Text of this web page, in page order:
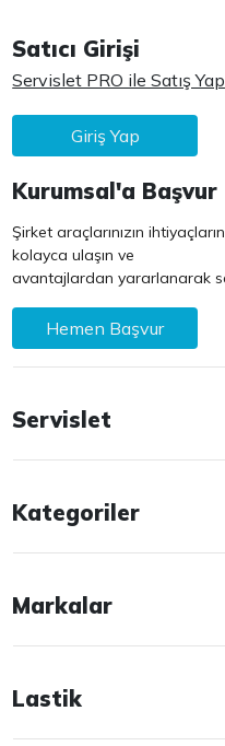
Satıcı Girişi
Servislet PRO ile Satış Yap
Giriş Yap
Kurumsal'a Başvur
Şirket araçlarınızın
kolayca ulaşın ve
avantajlardan yararlanarak
Hemen Başvur
Servislet
Kategoriler
Markalar
Lastik